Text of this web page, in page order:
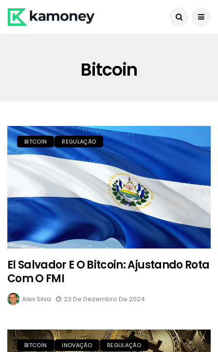
Bitcoin
BITCOIN REGULAÇÃO
El Salvador E O Bitcoin: Ajustando Rota
Com O FMI
Alex Silva 23 De Dezembro De 2024
BITCOIN INOVAÇÃO REGULAÇÃO